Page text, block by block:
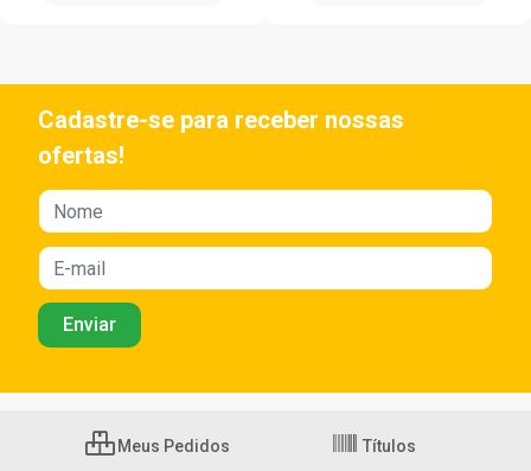
Cadastre-se para receber nossas
ofertas!
Meus Pedidos Títulos